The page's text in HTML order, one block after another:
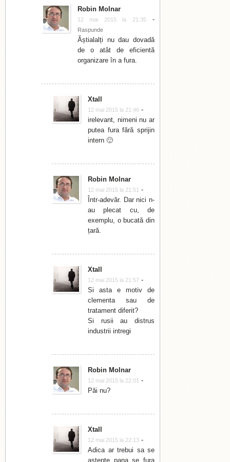
Robin Molnar
12 mai 2015 la 21:35-
Raspunde
Ăștialalți nu dau dovadă
de o atât de eficientă
organizare în a fura.
Xtall
12 mai 2015 la 21:46 -
irelevant, nimeni nu ar
putea fura fără sprijin
intern 🙂
Robin Molnar
12 mai 2015 la 21:51 -
Într-adevăr. Dar nici n-
au plecat cu, de
exemplu, o bucată din
țară.
Xtall
12 mai 2015 la 21:57 -
Si asta e motiv de
clementa sau de
tratament diferit?
Si rusii au distrus
industrii intregi
Robin Molnar
12 mai 2015 la 22:01 -
Păi nu?
Xtall
12 mai 2015 la 22:13 -
Adica ar trebui sa se
aștepte pana se fura